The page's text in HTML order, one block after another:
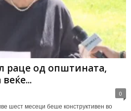
раце од општината,
веќе...
0
шест месеци беше конструктивен во